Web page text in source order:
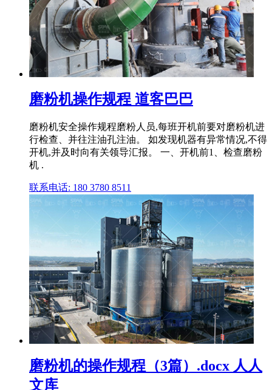
磨粉机操作规程 道客巴巴
磨粉机安全操作规程磨粉人员,每班开机前要对磨粉机进
行检查、并往注油孔注油。 如发现机器有异常情况,不得
开机,并及时向有关领导汇报。 一、开机前1、检查磨粉
机 .
联系电话: 180 3780 8511
磨粉机的操作规程（3篇）.docx 人人
文库